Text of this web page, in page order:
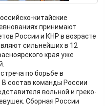
китайские
принимают
России и КНР в возрасте
сильнейших в 12
края уже
по борьбе в
В состав команды России
вольной и греко-
Сборная России